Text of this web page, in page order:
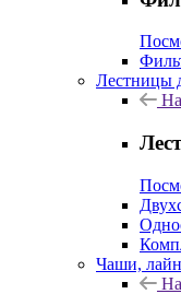
Лестницы
Чаши,